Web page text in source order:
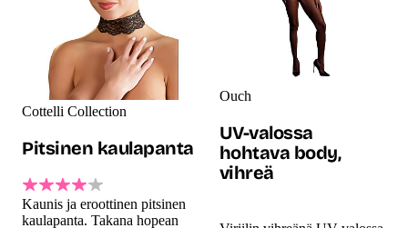
Cottelli Collection
Pitsinen kaulapanta
Kaunis ja eroottinen pitsinen
kaulapanta. Takana hopean
Ouch
UV-valossa
hohtava body,
vihreä